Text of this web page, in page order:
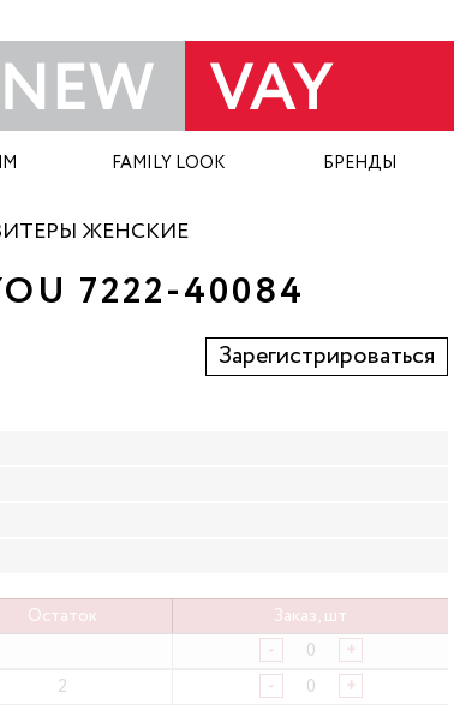
FAMILY LOOK БРЕНДЫ
ЖЕНСКИЕ
7222-40084
Зарегистрироваться
Остаток
Заказ, шт
- +
2 - +